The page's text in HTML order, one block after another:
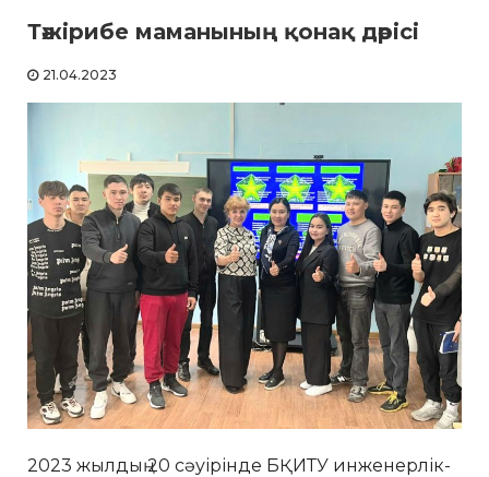
Тәжірибе маманының қонақ дәрісі
21.04.2023
2023 жылдың 20 сәуірінде БҚИТУ инженерлік-